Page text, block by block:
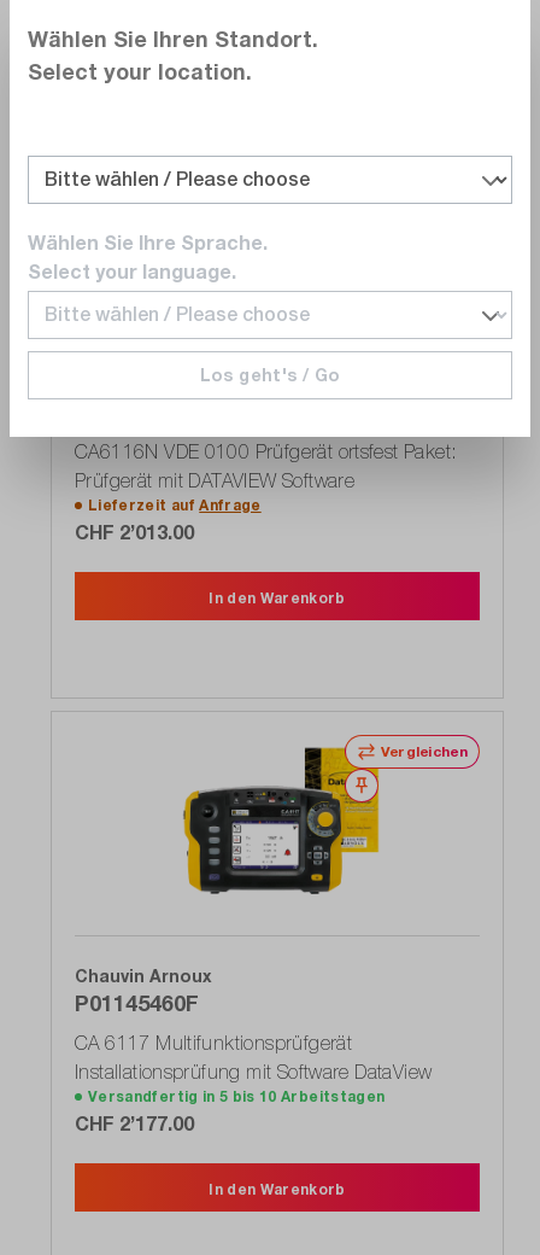
Vergleichen
Bundle
Chauvin Arnoux
CA6116N VDE 0100 Prüfgerät ortsfest Paket:
Prüfgerät mit DATAVIEW Software
Lieferzeit aufAnfrage
CHF 2’013.00
In den Warenkorb
Vergleichen
Merken
Chauvin Arnoux
P01145460F
CA 6117 Multifunktionsprüfgerät
Installationsprüfung mit Software DataView
Versandfertig in 5 bis 10 Arbeitstagen
CHF 2’177.00
In den Warenkorb
Wählen Sie Ihren Standort.
Select your location.
Wählen Sie Ihre Sprache.
Select your language.
Los geht's / Go